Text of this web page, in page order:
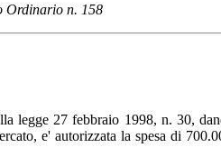
Ordinario n. 158
legge 27 febbraio 1998, n. 30,
e' autorizzata la spesa di